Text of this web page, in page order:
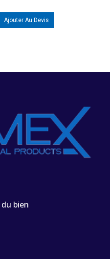
Ajouter Au Devis
bien